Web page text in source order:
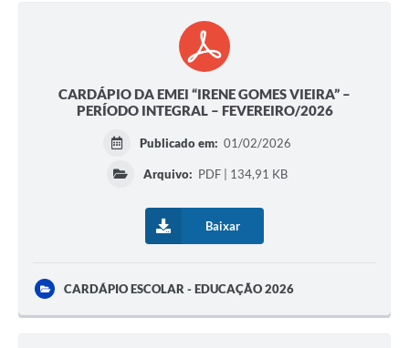
CARDÁPIO DA EMEI “IRENE GOMES VIEIRA” –
PERÍODO INTEGRAL – FEVEREIRO/2026
Publicado em: 01/02/2026
Arquivo: PDF | 134,91 KB
Baixar
CARDÁPIO ESCOLAR - EDUCAÇÃO 2026